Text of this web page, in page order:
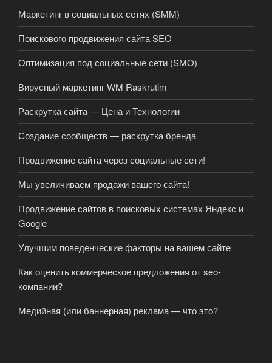
Маркетинг в социальных сетях (SMM)
Поискового продвижения сайта SEO
Оптимизация под социальные сети (SMO)
Вирусный маркетинг WM Raskrutim
Раскрутка сайта — Цена и Технологии
Создание сообществ — раскрутка бренда
Продвижение сайта через социальные сети!
Мы увеличиваем продажи вашего сайта!
Продвижение сайтов в поисковых системах Яндекс и
Google
Улучшим поведенческие факторы на вашем сайте
Как оценить коммерческое предложения от seo-
компании?
Медийная (или баннерная) реклама — что это?